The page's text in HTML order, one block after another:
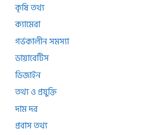
কৃষি তথ্য
ক্যামেরা
গর্ভকালীন সমস্যা
ডায়াবেটিস
ডিজাইন
তথ্য ও প্রযুক্তি
দাম দর
প্রবাস তথ্য